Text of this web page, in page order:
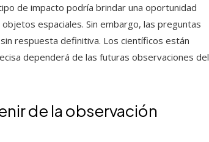
de impacto podría brindar una oportunidad
espaciales. Sin embargo, las preguntas
respuesta definitiva. Los científicos están
dependerá de las futuras observaciones del
de la observación